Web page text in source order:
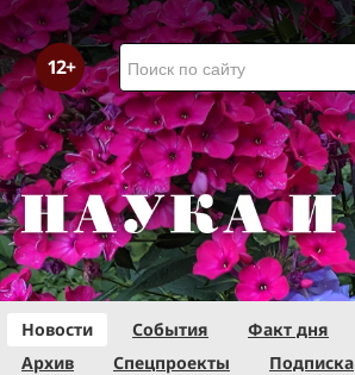
Новости События Факт дня
Архив
Спецпроекты Подписка